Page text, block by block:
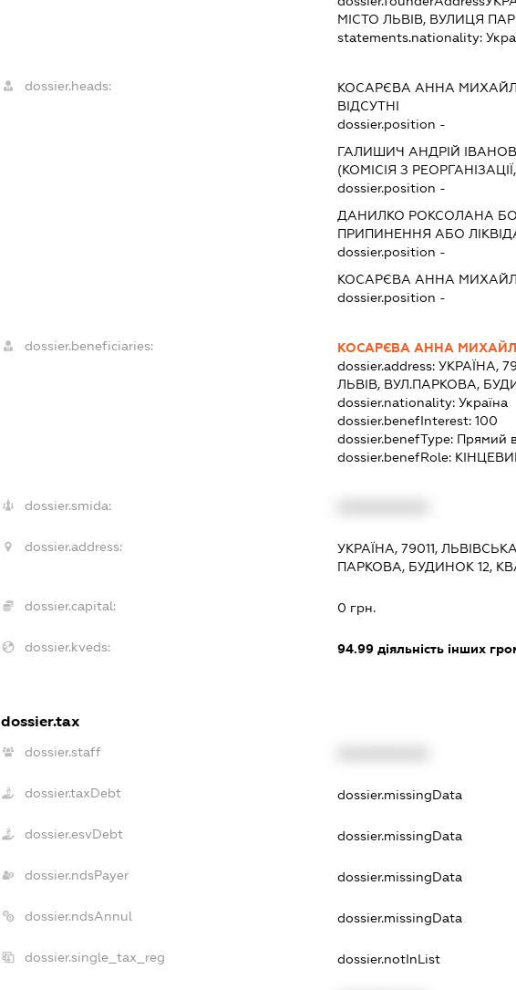
МІСТО ЛЬВІВ, ВУЛИЦЯ
statements.nationality:
dossier.heads: КОСАРЄВА АННА
ВІДСУТНІ
dossier.position -
ГАЛИШИЧ АНДРІЙ
(КОМІСІЯ З
dossier.position -
ДАНИЛКО РОКСОЛАНА
ПРИПИНЕННЯ АБО
dossier.position -
КОСАРЄВА АННА
dossier.position -
dossier.beneficiaries:
КОСАРЄВА АННА
dossier.address:УКРАЇНА,
ЛЬВІВ, ВУЛ.ПАРКОВА,
dossier.nationality:Україна
dossier.benefInterest:100
dossier.benefType: Прямий
dossier.benefRole:
dossier.smida:
dossier.address:
УКРАЇНА, 79011,
ПАРКОВА, БУДИНОК 12,
dossier.capital: 0 грн.
dossier.kveds: 94.99 діяльність інших
dossier.tax
dossier.staff
dossier.taxDebt dossier.missingData
dossier.esvDebt dossier.missingData
dossier.ndsPayer dossier.missingData
dossier.ndsAnnul dossier.missingData
dossier.single_tax_reg dossier.notInList